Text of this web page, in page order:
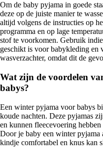
Om de baby pyjama in goede
deze op de juiste manier te
altijd volgens de instructies op
programma en op lage
stof te voorkomen. Gebruik
geschikt is voor babykleding en
wasverzachter, omdat dit de
Wat zijn de voordelen
babys?
Een winter pyjama voor babys
koude nachten. Deze pyjamas
en kunnen fleecevoering
Door je baby een winter pyjama
kindje comfortabel en knus kan